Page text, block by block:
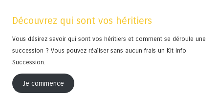
Découvrez qui sont vos héritiers
Vous désirez savoir qui sont vos héritiers et comment se déroule une
succession ? Vous pouvez réaliser sans aucun frais un Kit Info
Succession.
Je commence